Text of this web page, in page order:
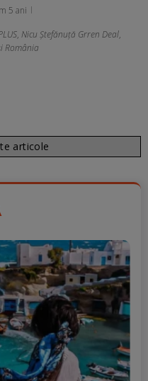
5 ani
, Nicu Ștefănuță Grren Deal,
România
articole